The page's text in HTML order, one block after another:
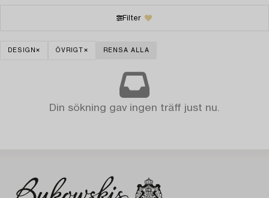
Filter
DESIGN ÖVRIGT RENSA ALLA
Din sökning gav ingen träff just nu.